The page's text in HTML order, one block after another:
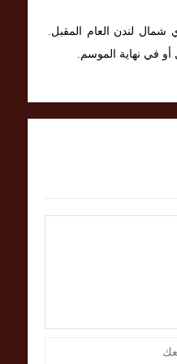
قِبل نادي شمال لندن العام المقبل.
أو في نهاية الموسم.